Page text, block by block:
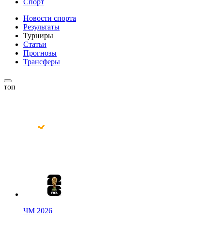
Спорт
Новости спорта
Результаты
Турниры
Статьи
Прогнозы
Трансферы
топ
ЧМ 2026